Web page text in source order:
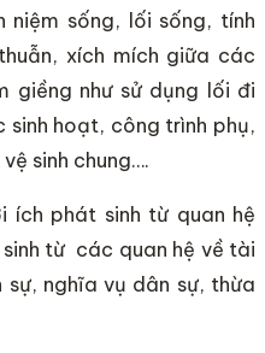
niệm sống, lối sống, tính
xích mích giữa các
giềng như sử dụng lối đi
sinh hoạt, công trình phụ,
sinh chung….
ích phát sinh từ quan hệ
từ các quan hệ về tài
nghĩa vụ dân sự, thừa